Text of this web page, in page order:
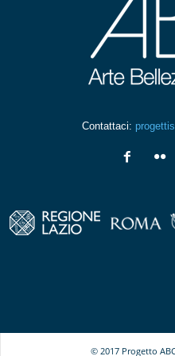
Contattaci:
© 2017 Progetto